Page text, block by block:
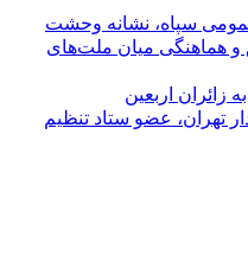
سپاه، نشانه‌ وحشت
و هماهنگی میان ملت‌های
تهران، عضو ستاد تنظیم